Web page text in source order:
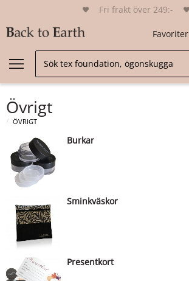
Fri frakt över 249:-
Favoriter
Övrigt
ÖVRIGT
Burkar
Sminkväskor
Presentkort